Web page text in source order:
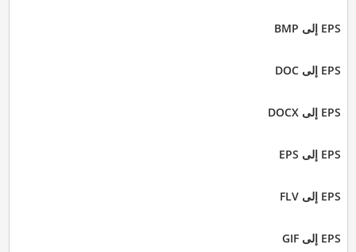
EPS إلى BMP
EPS إلى DOC
EPS إلى DOCX
EPS إلى EPS
EPS إلى FLV
EPS إلى GIF